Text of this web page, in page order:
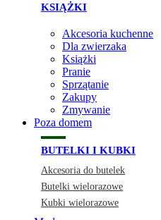
KSIĄŻKI
Akcesoria kuchenne
Dla zwierzaka
Książki
Pranie
Sprzątanie
Zakupy
Zmywanie
Poza domem
BUTELKI I KUBKI
Akcesoria do butelek
Butelki wielorazowe
Kubki wielorazowe